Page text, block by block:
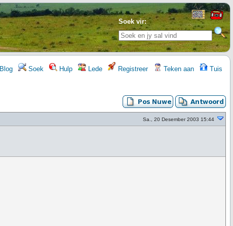
Soek vir:
Blog Soek Hulp Lede Registreer Teken aan Tuis
Sa., 20 Desember 2003 15:44